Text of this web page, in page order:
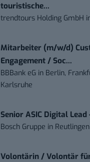
touristische...
trendtours Holding GmbH
Mitarbeiter (m/w/d)
Engagement / Soc...
BBBank eG in Berlin,
Karlsruhe
Senior ASIC Digital Lead
Bosch Gruppe in Reutlingen
Volontärin / Volontär